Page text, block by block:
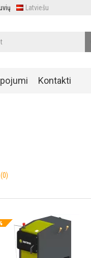
Latviešu
Kontakti